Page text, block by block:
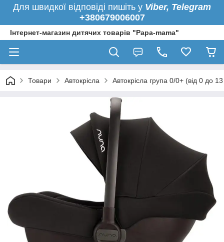
Для швидкої відповіді пишіть у Viber, Telegram
+380679006007
Інтернет-магазин дитячих товарів "Papa-mama"
Товари Автокрісла Автокрісла група 0/0+ (від 0 до